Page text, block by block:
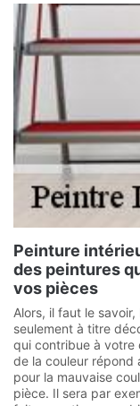
Peinture
des peintures
vos pièces
Alors, il faut le
seulement à titre
qui contribue à votre
de la couleur répond
pour la mauvaise
pièce. Il sera par